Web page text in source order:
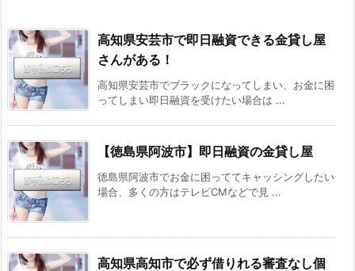
高知県安芸市で即日融資できる金貸し屋
さんがある！
高知県安芸市でブラックになってしまい、お金に困
ってしまい即日融資を受けたい場合は ...
【徳島県阿波市】即日融資の金貸し屋
徳島県阿波市でお金に困っててキャッシングしたい
場合、多くの方はテレビCMなどで見 ...
高知県高知市で必ず借りれる審査なし個